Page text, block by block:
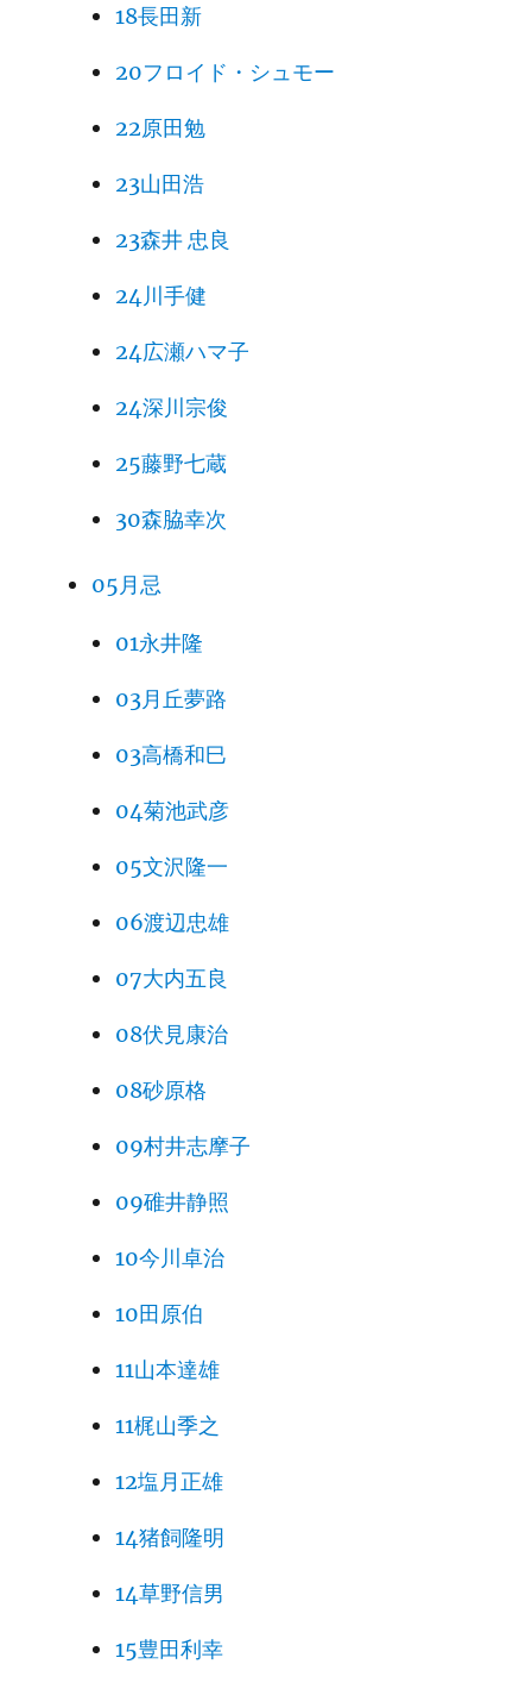
18長田新
20フロイド・シュモー
22原田勉
23山田浩
23森井 忠良
24川手健
24広瀬ハマ子
24深川宗俊
25藤野七蔵
30森脇幸次
05月忌
01永井隆
03月丘夢路
03高橋和巳
04菊池武彦
05文沢隆一
06渡辺忠雄
07大内五良
08伏見康治
08砂原格
09村井志摩子
09碓井静照
10今川卓治
10田原伯
11山本達雄
11梶山季之
12塩月正雄
14猪飼隆明
14草野信男
15豊田利幸